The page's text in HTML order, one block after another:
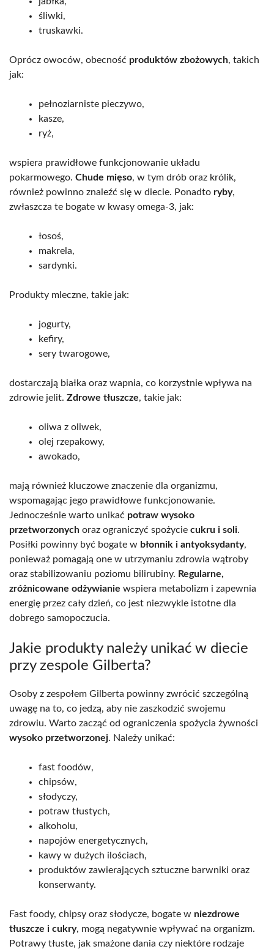
śliwki,
truskawki.
Oprócz owoców, obecność produktów zbożowych, takich
jak:
pełnoziarniste pieczywo,
kasze,
ryż,
wspiera prawidłowe funkcjonowanie układu
pokarmowego. Chude mięso, w tym drób oraz królik,
również powinno znaleźć się w diecie. Ponadto ryby,
zwłaszcza te bogate w kwasy omega-3, jak:
łosoś,
makrela,
sardynki.
Produkty mleczne, takie jak:
jogurty,
kefiry,
sery twarogowe,
dostarczają białka oraz wapnia, co korzystnie wpływa na
zdrowie jelit. Zdrowe tłuszcze, takie jak:
oliwa z oliwek,
olej rzepakowy,
awokado,
mają również kluczowe znaczenie dla organizmu,
wspomagając jego prawidłowe funkcjonowanie.
Jednocześnie warto unikać potraw wysoko
przetworzonych oraz ograniczyć spożycie cukru i soli.
Posiłki powinny być bogate w błonnik i antyoksydanty,
ponieważ pomagają one w utrzymaniu zdrowia wątroby
oraz stabilizowaniu poziomu bilirubiny. Regularne,
zróżnicowane odżywianie wspiera metabolizm i zapewnia
energię przez cały dzień, co jest niezwykle istotne dla
dobrego samopoczucia.
Jakie produkty należy unikać w diecie
przy zespole Gilberta?
Osoby z zespołem Gilberta powinny zwrócić szczególną
uwagę na to, co jedzą, aby nie zaszkodzić swojemu
zdrowiu. Warto zacząć od ograniczenia spożycia żywności
wysoko przetworzonej. Należy unikać:
fast foodów,
chipsów,
słodyczy,
potraw tłustych,
alkoholu,
napojów energetycznych,
kawy w dużych ilościach,
produktów zawierających sztuczne barwniki oraz
konserwanty.
Fast foody, chipsy oraz słodycze, bogate w niezdrowe
tłuszcze i cukry, mogą negatywnie wpływać na organizm.
Potrawy tłuste, jak smażone dania czy niektóre rodzaje